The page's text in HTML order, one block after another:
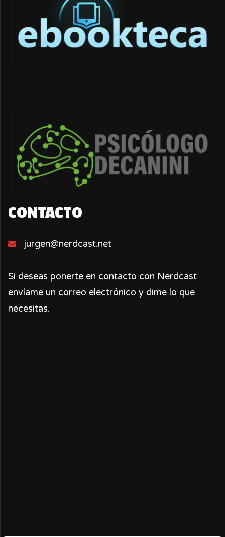
CONTACTO
jurgen@nerdcast.net
Si deseas ponerte en contacto con Nerdcast
envíame un correo electrónico y dime lo que
necesitas.